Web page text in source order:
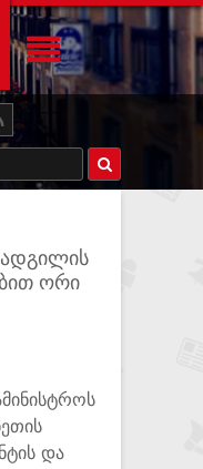
ადგილის
ორი
და